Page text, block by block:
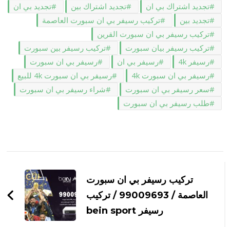
تجديد اشتراك بي ان
تجديد اشتراك بين
تجديد بي ان
تجديد بين
تركيب رسيفر بي ان سبورت العاصمة
تركيب رسيفر بي ان سبورت القرين
تركيب رسيفر بيان سبورت
تركيب رسيفر بين سبورت
رسيفر 4k
رسيفر بي ان
رسيفر بي ان سبورت
رسيفر بي ان سبورت 4k
رسيفر بي ان سبورت 4k للبيع
سعر رسيفر بي ان سبورت
شراء رسيفر بي ان سبورت
طلب رسيفر بي ان سبورت
التدوينات
تركيب رسيفر بي ان سبورت
العاصمة / 99009693 / تركيب
رسيفر bein sport